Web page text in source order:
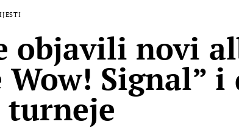
objavili novi
Wow! Signal” i
turneje